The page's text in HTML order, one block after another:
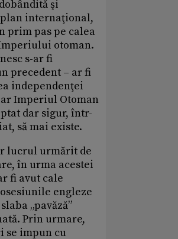
şi
internaţional,
prim pas pe calea
otoman.
s-ar fi
precedent – ar fi
independenţei
Imperiul Otoman
dar sigur, într-
să mai existe.
lucrul urmărit de
în urma acestei
fi avut cale
engleze
„pavăză”
Prin urmare,
se impun cu